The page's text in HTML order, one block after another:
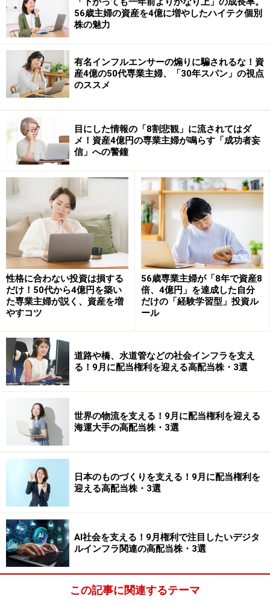
つまり預貯金や国債のみの運用では、利息分以上に物価
が上昇し、資産価値が目減りしてしまう可能性があると
いうこと。さらに来年10月には消費税率10％へ再引き上
げの予定も控えています。今はデフレに慣れた意識を切
り替え、資産防衛のための投資の一歩を踏み出すチャン
スといえるでしょう。
インフレに強い資産って？
投資信託でたくさんの企業の株式、不動産の物件にまとめて
投資
物価が上がる時代は、お金よりもモノをもつことが有利
とされます。たとえば不動産や金などがその代表例。ま
た、株式も急激な物価上昇のケースを除けばインフレに
強いとされます。資産の一部をこれらの資産に振り向け
ておくことがインフレヘッジには効果的です。
とはいえ、必要となる投資金額が大きかったり、優良な
銘柄を判断するのにメキキが必要だったりと、初心者に
とって投資のハードルが高いのが現実。そこで検討した
いのが投資信託です。
投資信託は、運用のプロが投資対象を幅広く分散させな
がら投資を行い、その運用の成果を投資家の持ち分にあ
わせて分配してくれる金融商品。一般的に１万円など少
額から購入できます。
56歳主婦の資産を4億に増やしたハイテク個別
株の魅力
有名インフルエンサーの煽りに騙されるな！資
産4億の50代専業主婦、「30年スパン」の視点
のススメ
目にした情報の「8割悲観」に流されてはダ
メ！資産4億円の専業主婦が鳴らす「成功者妄
信」への警鐘
性格に合わない投資は損する
だけ！50代から4億円を築い
た専業主婦が説く、資産を増
やすコツ
56歳専業主婦が「8年で資産8
倍、4億円」を達成した自分
だけの「経験学習型」投資ル
ール
道路や橋、水道管などの社会インフラを支え
る！9月に配当権利を迎える高配当株・3選
世界の物流を支える！9月に配当権利を迎える
海運大手の高配当株・3選
日本のものづくりを支える！9月に配当権利を
迎える高配当株・3選
AI社会を支える！9月権利で注目したいデジタ
ルインフラ関連の高配当株・3選
この記事に関連するテーマ